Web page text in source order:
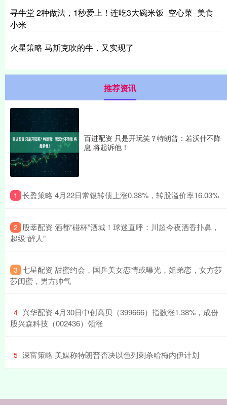
寻牛堂 2种做法，1秒爱上！连吃3大碗米饭_空心菜_美食_
小米
火星策略 马斯克吹的牛，又实现了
推荐资讯
百进配资 只是开玩笑？特朗普：若沃什不降
息 将起诉他！
1 ​长盈策略 4月22日常银转债上涨0.38%，转股溢价率16.03%
2 ​股莘配资 酒都“碰杯”酒城！球迷直呼：川超今夜酒香扑鼻，
超级“醉人”
3 ​七星配资 甜蜜约会，国乒美女恋情或曝光，姐弟恋，女方莎
莎闺蜜，男方帅气
4 ​兴华配资 4月30日中创高贝（399666）指数涨1.38%，成份
股兴森科技（002436）领涨
5 ​深富策略 美媒称特朗普否决以色列刺杀哈梅内伊计划